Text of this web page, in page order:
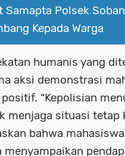
Samapta Polsek
Kepada Warga
humanis yang
aksi demonstrasi
“Kepolisian
menjaga situasi tetap
bahwa